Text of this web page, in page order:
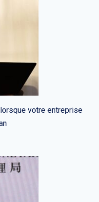
votre entreprise